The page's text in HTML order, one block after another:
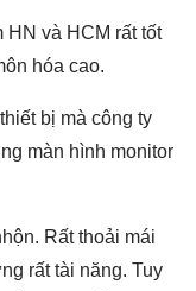
HN và HCM rất tốt
hóa cao.
bị mà công ty
màn hình monitor
Rất thoải mái
rất tài năng. Tuy